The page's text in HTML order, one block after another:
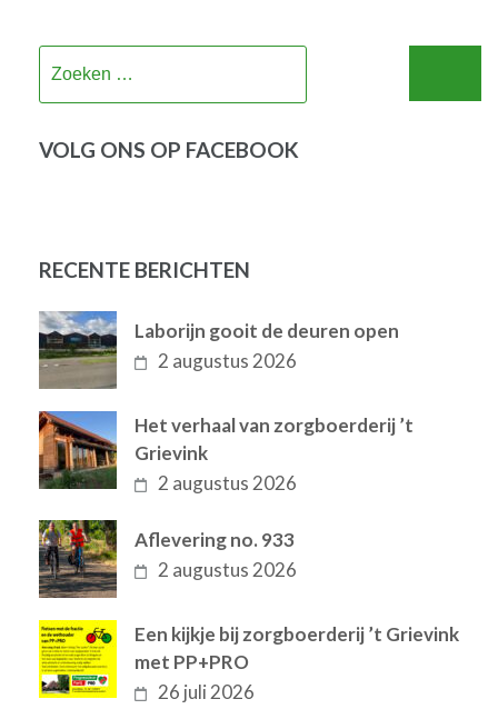
VOLG ONS OP FACEBOOK
RECENTE BERICHTEN
Laborijn gooit de deuren open
2 augustus 2026
Het verhaal van zorgboerderij ’t
Grievink
2 augustus 2026
Aflevering no. 933
2 augustus 2026
Een kijkje bij zorgboerderij ’t Grievink
met PP+PRO
26 juli 2026